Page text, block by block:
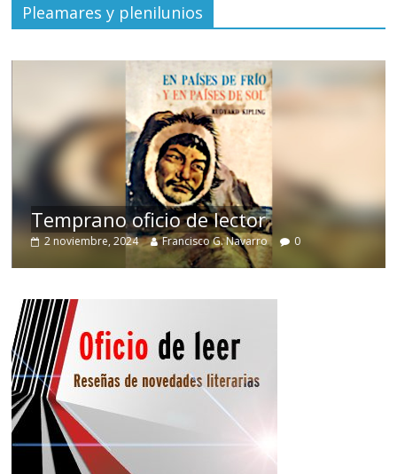
Pleamares y plenilunios
Temprano oficio de lector
2 noviembre, 2024 Francisco G. Navarro 0